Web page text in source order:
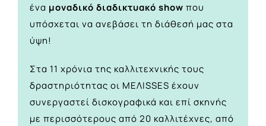
ένα μοναδικό διαδικτυακό show που
υπόσχεται να ανεβάσει τη διάθεσή μας στα
ύψη!
Στα 11 χρόνια της καλλιτεχνικής τους
δραστηριότητας οι ΜΕΛΙSSES έχουν
συνεργαστεί δισκογραφικά και επί σκηνής
με περισσότερους από 20 καλλιτέχνες, από